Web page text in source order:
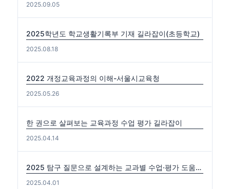
2025.09.05
2025학년도 학교생활기록부 기재 길라잡이(초등학교)
2025.08.18
2022 개정교육과정의 이해-서울시교육청
2025.05.26
한 권으로 살펴보는 교육과정 수업 평가 길라잡이
2025.04.14
2025 탐구 질문으로 설계하는 교과별 수업·평가 도움자료(국수사과)
2025.04.01